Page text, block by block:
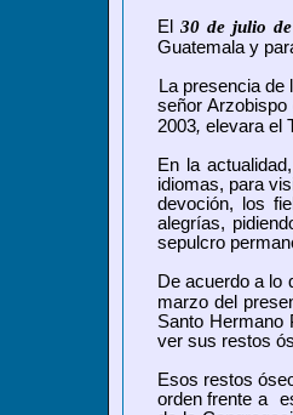
El 30 de julio
Guatemala y
La presencia
señor
2003, elevara el
En la
idiomas, para
devoción, los
alegrías,
sepulcro
De acuerdo a lo
marzo del
Santo Hermano
ver sus restos
Esos restos
orden frente a